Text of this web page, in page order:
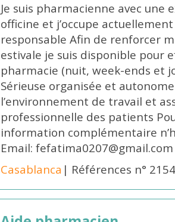
Je suis pharmacienne avec
officine et j’occupe
responsable Afin de renforcer
estivale je suis disponible pour
pharmacie (nuit, week-ends et
Sérieuse organisée et
l’environnement de travail et
professionnelle des patients
information complémentaire
Email: fefatima0207@gmail.com
Casablanca | Références n°